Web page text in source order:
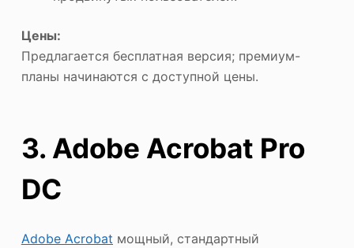
Цены:
Предлагается бесплатная версия; премиум-
планы начинаются с доступной цены.
3. Adobe Acrobat Pro
DC
Adobe Acrobat мощный, стандартный